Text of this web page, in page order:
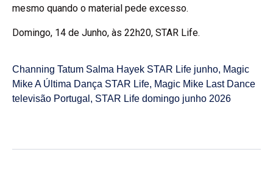
mesmo quando o material pede excesso.
Domingo, 14 de Junho, às 22h20, STAR Life.
Channing Tatum Salma Hayek STAR Life junho, Magic
Mike A Última Dança STAR Life, Magic Mike Last Dance
televisão Portugal , STAR Life domingo junho 2026